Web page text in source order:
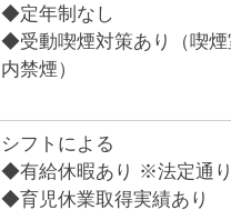
◆定年制なし
◆受動喫煙対策あり（喫煙
内禁煙）
シフトによる
◆有給休暇あり ※法定通り
◆育児休業取得実績あり